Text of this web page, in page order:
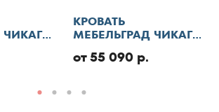
Отменить
Добавить отзыв
ЧИКАГО
КРОВАТЬ
МЕБЕЛЬГРАД ЧИКАГО
от 55 090 р.